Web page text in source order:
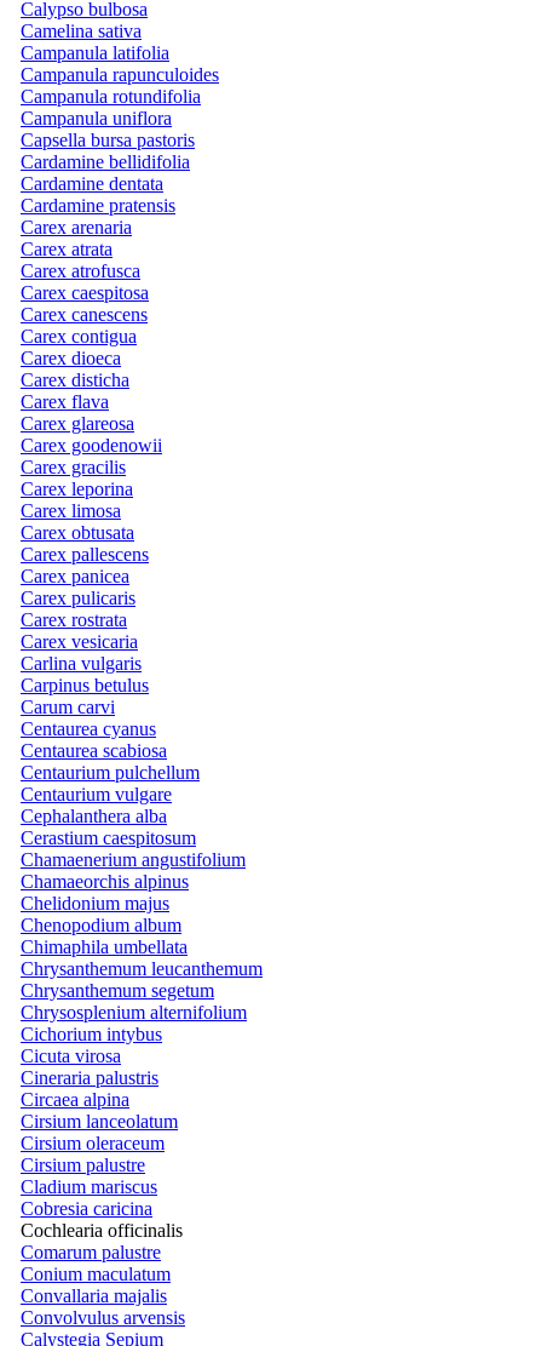
Calypso bulbosa
Camelina sativa
Campanula latifolia
Campanula rapunculoides
Campanula rotundifolia
Campanula uniflora
Capsella bursa pastoris
Cardamine bellidifolia
Cardamine dentata
Cardamine pratensis
Carex arenaria
Carex atrata
Carex atrofusca
Carex caespitosa
Carex canescens
Carex contigua
Carex dioeca
Carex disticha
Carex flava
Carex glareosa
Carex goodenowii
Carex gracilis
Carex leporina
Carex limosa
Carex obtusata
Carex pallescens
Carex panicea
Carex pulicaris
Carex rostrata
Carex vesicaria
Carlina vulgaris
Carpinus betulus
Carum carvi
Centaurea cyanus
Centaurea scabiosa
Centaurium pulchellum
Centaurium vulgare
Cephalanthera alba
Cerastium caespitosum
Chamaenerium angustifolium
Chamaeorchis alpinus
Chelidonium majus
Chenopodium album
Chimaphila umbellata
Chrysanthemum leucanthemum
Chrysanthemum segetum
Chrysosplenium alternifolium
Cichorium intybus
Cicuta virosa
Cineraria palustris
Circaea alpina
Cirsium lanceolatum
Cirsium oleraceum
Cirsium palustre
Cladium mariscus
Cobresia caricina
Cochlearia officinalis
Comarum palustre
Conium maculatum
Convallaria majalis
Convolvulus arvensis
Calystegia Sepium